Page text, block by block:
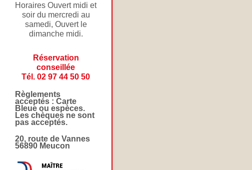
Horaires Ouvert midi et
soir du mercredi au
samedi, Ouvert le
dimanche midi.
Réservation
conseillée
Tél. 02 97 44 50 50
Règlements
acceptés : Carte
Bleue ou espèces.
Les chèques ne sont
pas acceptés.
20, route de Vannes
56890 Meucon